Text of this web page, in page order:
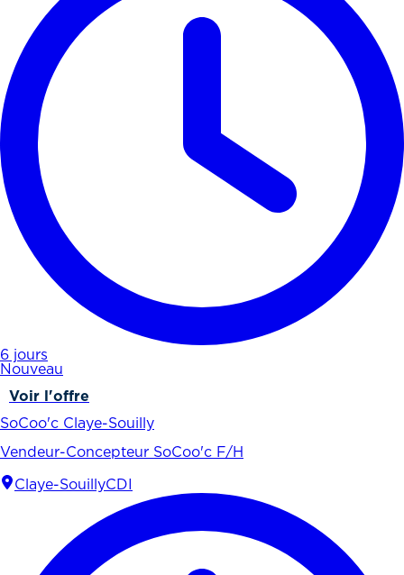
6 jours
Nouveau
Voir l'offre
SoCoo'c Claye-Souilly
Vendeur-Concepteur SoCoo'c F/H
Claye-SouillyCDI